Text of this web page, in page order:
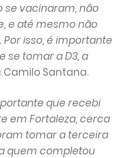
se vacinaram, não
e até mesmo não
isso, é importante
se tomar a D3, a
Camilo Santana.
que recebi
em Fortaleza, cerca
tomar a terceira
quem completou